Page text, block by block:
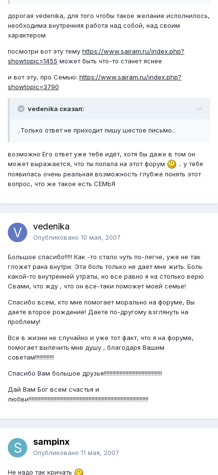
дорогая vedenika, для того чтобы такое желание исполнилось,
необходима внутренняя работа над собой, над своим
характером
посмотри вот эту тему https://www.sairam.ru/index.php?
showtopic=1455 может быть что-то станет яснее
и вот эту, про Семью: https://www.sairam.ru/index.php?
showtopic=3790
vedenika сказал:
..Только ответ не приходит пишу шестое письмо..
возможно Его ответ уже тебе идёт, хотя бы даже в том он
может выражается, что ты попала на этот форум
.. у тебя
появилась очень реальная возможность глубже понять этот
вопрос, что же такое есть СЕМЬЯ
vedenika
Опубликовано 10 мая, 2007
Большое спасибо!!!!! Как -то стало чуть по-легче, уже не так
гложет рана внутри. Эта боль только не дает мне жить. Боль
какой-то внутренней утраты, но все равно я на столько верю
Свами, что жду , что он все-таки поможет моей семье!
Спасибо всем, кто мне помогает морально на форуме, Вы
даете второе рождение! Даете по-другому взглянуть на
проблему!
Все в жизни не случайно и уже тот факт, что я на форуме,
помогает вылечить мне душу , благодаря Вашим
советам!!!!!!!!!!!!!
Спасибо Вам большое друзья!!!!!!!!!!!!!!!!!!!!!!!!!!!!!!!!!!!!!!!!
Дай Вам Бог всем счастья и
любви!!!!!!!!!!!!!!!!!!!!!!!!!!!!!!!!!!!!!!!!!!!!!!!!!!!!!!!!!!!!!!!!!!!!!!!!!!!!!!!!!!
sampinx
Опубликовано 11 мая, 2007
Не надо так кричать